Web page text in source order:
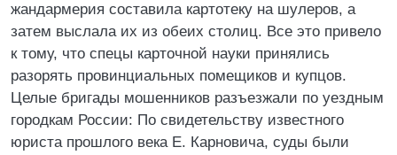
жандармерия составила картотеку на шулеров, а
затем выслала их из обеих столиц. Все это привело
к тому, что спецы карточной науки принялись
разорять провинциальных помещиков и купцов.
Целые бригады мошенников разъезжали по уездным
городкам России: По свидетельству известного
юриста прошлого века Е. Карновича, суды были